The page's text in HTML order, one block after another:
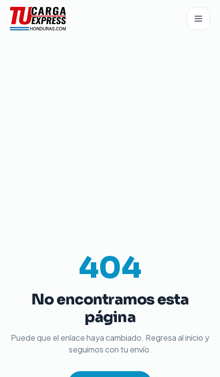
404
No encontramos esta
página
Puede que el enlace haya cambiado. Regresa al inicio y
seguimos con tu envío.